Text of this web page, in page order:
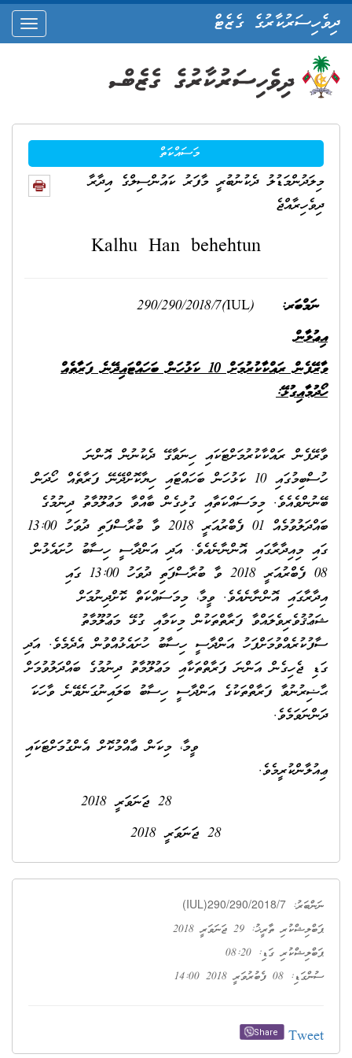
ދިވެހިސަރުކާރުގެ ގެޒެޓް
މަސައްކަތް
މިލަދުންމަޑުލު ދެކުނުބުރީ މާފަރު ކައުންސިލްގެ އިދާރާ
ދިވެހިރާއްޖެ
Kalhu Han behehtun
ނަމްބަރ:
(IUL)290/290/2018/7
އިޢުލާން
ވާރޭފެން ރައްކާކުރުމަށް 10 ކަޅުހަން ބަހައްޓައިދޭނެ ފަރާތެއް
ހޯދުމާއިގުޅޭ:
ވާރޭފެން ރައްކާކުރުމަށްޓަކައި ހިނަވާގޭ ދެކުނުން އޮންނަ
ހުސްބިމުގައި 10 ކަޅުހަން ބަހައްޓައި ހިޔާކޮށްދޭނޭ ފަރާތެއް ހޯދަން
ބޭނުންވެއެވެ. މިމަސައްކަތާއި ގުޅިގެން ބާއްވާ މަޢުލޫމާތު ދިނުމުގެ
ބައްދަލުވުމެއް 01 ފެބްރުއަރީ 2018 ވާ ބުރާސްފަތި ދުވަހު 13:00
ގައި މިއިދާރާގައި އޮންނާނެއެވެ. އަދި އަންދާސީ ހިސާބު ހުށައެޅުން
08 ފެބްރުއަރީ 2018 ވާ ބުރާސްފަތި ދުވަހު 13:00 ގައި
އިދާރާގައި އޮންނާނެއެވެ. ވީމާ، މިމަސައްކަތް ކޮށްދިނުމަށް
ޝަޢުޤުވެރިވެލައްވާ ފަރާތްތަކުން މިކަމާއި ގުޅޭ މަޢުލޫމާތު
ސާފުކުރެއްވުމަށްފަހު އަންދާސީ ހިސާބު ހުށައެޅުއްވުން އެދެމެވެ. އަދި
ގަޑި ޖެހިގެން އަންނަ ފަރާތްތަކާއި މަޢުލޫމާތު ދިނުމުގެ ބައްދަލުވުމަށް
ޙާޟިރުނުވާ ފަރާތްތަކުގެ އަންދާސީ ހިސާބު ބަލައިނުގަނެވޭނެ ވާހަކަ
ދަންނަވަމެވެ.
ވީމާ، މިކަން ޢާއްމުކޮށް އެންގުމަށްޓަކައި
ޢިއުލާންކުރީމެވެ.
28 ޖަނަވަރީ 2018
ނަންބަރު: (IUL)290/290/2018/7
ޕަބްލިޝްކުރި ތާރީޚު: 29 ޖަނަވަރީ 2018
ޕަބްލިޝްކުރި ގަޑި: 08:20
ސުންގަޑި: 08 ފެބުރުވަރީ 2018 14:00
Tweet
Share